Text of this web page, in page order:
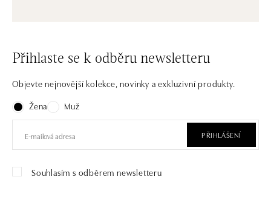
Přihlaste se k odběru newsletteru
Objevte nejnovější kolekce, novinky a exkluzivní produkty.
Žena
Muž
PŘIHLÁŠENÍ
Souhlasím s odběrem newsletteru